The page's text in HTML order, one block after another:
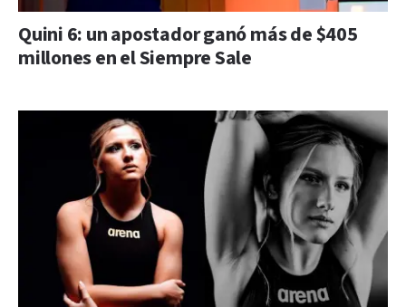
Quini 6: un apostador ganó más de $405
millones en el Siempre Sale